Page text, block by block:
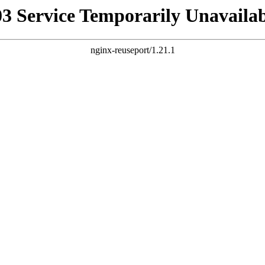
Service Temporarily
nginx-reuseport/1.21.1